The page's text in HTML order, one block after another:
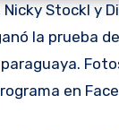
Nicky Stockl y
la prueba
en